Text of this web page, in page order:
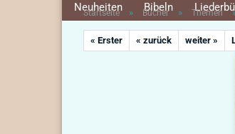
Neuheiten Bibeln
Startseite » Bücher » Themen
« Erster « zurück weiter »